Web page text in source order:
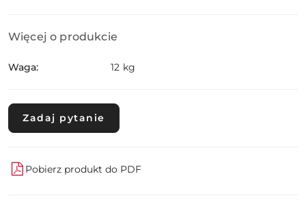
Więcej o produkcie
Waga: 12 kg
Zadaj pytanie
Pobierz produkt do PDF